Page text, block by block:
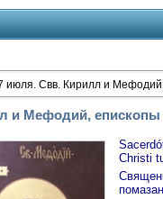
июля. Свв. Кирилл и
и Мефодий, епископы
Christi